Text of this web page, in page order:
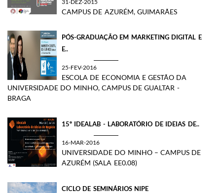
31-DEZ-2015
CAMPUS DE AZURÉM, GUIMARÃES
PÓS-GRADUAÇÃO EM MARKETING DIGITAL E
E..
25-FEV-2016
ESCOLA DE ECONOMIA E GESTÃO DA
UNIVERSIDADE DO MINHO, CAMPUS DE GUALTAR -
BRAGA
15º IDEALAB - LABORATÓRIO DE IDEIAS DE..
16-MAR-2016
UNIVERSIDADE DO MINHO – CAMPUS DE
AZURÉM (SALA EE0.08)
CICLO DE SEMINÁRIOS NIPE